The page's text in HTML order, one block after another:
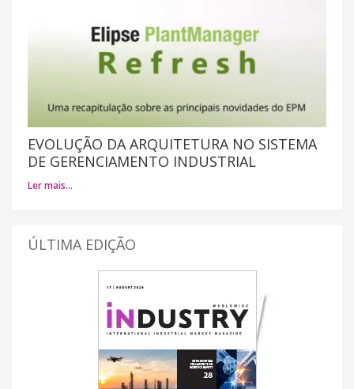
EVOLUÇÃO DA ARQUITETURA NO SISTEMA
DE GERENCIAMENTO INDUSTRIAL
Ler mais…
ÚLTIMA EDIÇÃO